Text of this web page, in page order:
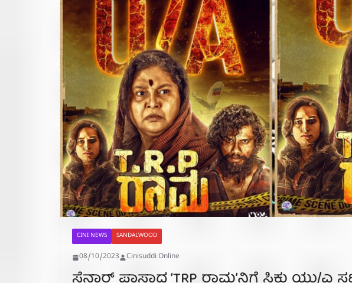
CINI NEWS SANDALWOOD
08/10/2023 Cinisuddi Online